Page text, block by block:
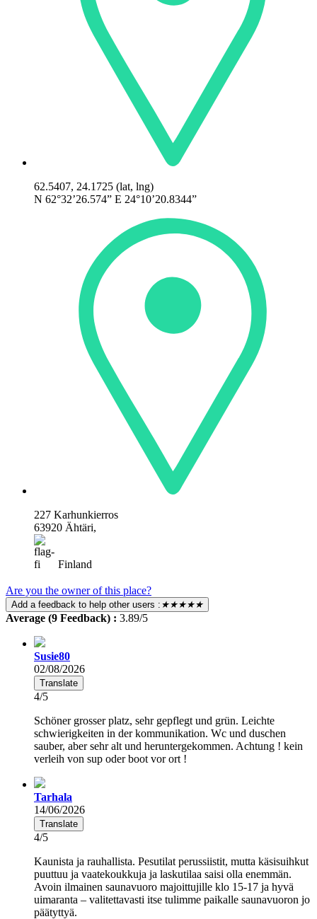
62.5407, 24.1725 (lat, lng)
N 62°32’26.574” E 24°10’20.8344”
227 Karhunkierros
63920 Ähtäri,
Finland
Are you the owner of this place?
Add a feedback to help other users : ★★★★★
Average (9 Feedback) : 3.89/5
Susie80
02/08/2026
Translate
4/5
Schöner grosser platz, sehr gepflegt und grün. Leichte
schwierigkeiten in der kommunikation. Wc und duschen
sauber, aber sehr alt und heruntergekommen. Achtung ! kein
verleih von sup oder boot vor ort !
Tarhala
14/06/2026
Translate
4/5
Kaunista ja rauhallista. Pesutilat perussiistit, mutta käsisuihkut
puuttuu ja vaatekoukkuja ja laskutilaa saisi olla enemmän.
Avoin ilmainen saunavuoro majoittujille klo 15-17 ja hyvä
uimaranta – valitettavasti itse tulimme paikalle saunavuoron jo
päätyttyä.